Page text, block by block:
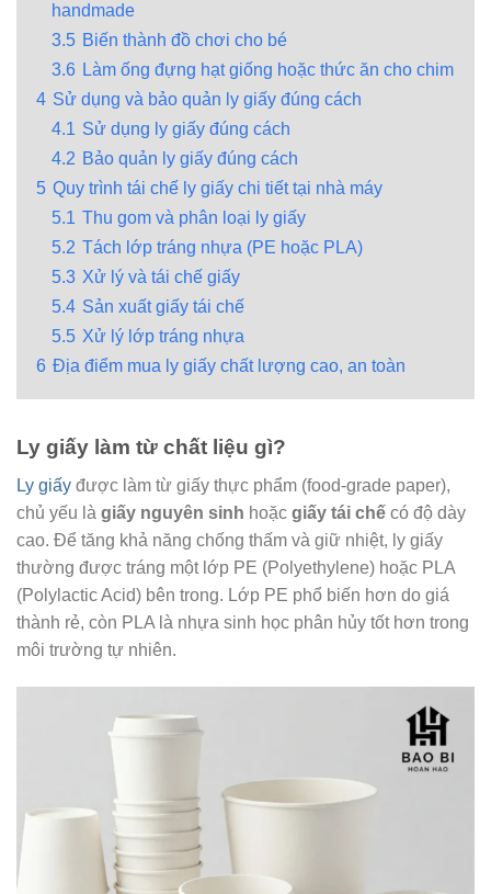
handmade
3.5 Biến thành đồ chơi cho bé
3.6 Làm ống đựng hạt giống hoặc thức ăn cho chim
4 Sử dụng và bảo quản ly giấy đúng cách
4.1 Sử dụng ly giấy đúng cách
4.2 Bảo quản ly giấy đúng cách
5 Quy trình tái chế ly giấy chi tiết tại nhà máy
5.1 Thu gom và phân loại ly giấy
5.2 Tách lớp tráng nhựa (PE hoặc PLA)
5.3 Xử lý và tái chế giấy
5.4 Sản xuất giấy tái chế
5.5 Xử lý lớp tráng nhựa
6 Địa điểm mua ly giấy chất lượng cao, an toàn
Ly giấy làm từ chất liệu gì?
Ly giấy được làm từ giấy thực phẩm (food-grade paper),
chủ yếu là giấy nguyên sinh hoặc giấy tái chế có độ dày
cao. Để tăng khả năng chống thấm và giữ nhiệt, ly giấy
thường được tráng một lớp PE (Polyethylene) hoặc PLA
(Polylactic Acid) bên trong. Lớp PE phổ biến hơn do giá
thành rẻ, còn PLA là nhựa sinh học phân hủy tốt hơn trong
môi trường tự nhiên.